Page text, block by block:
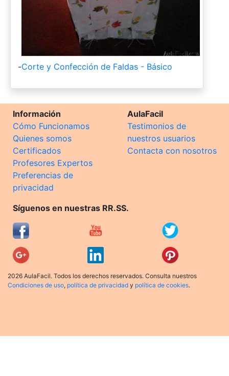
-Corte y Confección de Faldas - Básico
Información
Cómo Funcionamos
Quienes somos
Certificados
Profesores Expertos
Preferencias de
privacidad
AulaFacil
Testimonios de
nuestros usuarios
Contacta con nosotros
Síguenos en nuestras RR.SS.
2026 AulaFacil. Todos los derechos reservados. Consulta nuestros
Condiciones de uso, política de privacidad y política de cookies.